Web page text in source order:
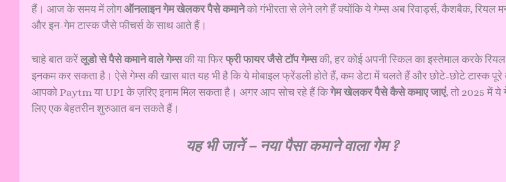
हैं। आज के समय में लोगऑनलाइन गेम खेलकर पैसे कमानेको गंभीरता से लेने लगे हैं क्योंकि ये गेम्स अब रिवार्ड्स, कैशबैक, रियल
और इन-गेम टास्क जैसे फीचर्स के साथ आते हैं।
चाहे बात करेंलूडो से पैसे कमाने वाले गेम्सकी या फिरफ्री फायर जैसे टॉप गेम्सकी, हर कोई अपनी स्किल का इस्तेमाल करके रियल
इनकम कर सकता है। ऐसे गेम्स की खास बात यह भी है कि ये मोबाइल फ्रेंडली होते हैं, कम डेटा में चलते हैं और छोटे-छोटे टास्क पूरे
आपको Paytm या UPI के ज़रिए इनाम मिल सकता है। अगर आप सोच रहे हैं किगेम खेलकर पैसे कैसे कमाए जाएं, तो 2025 में
लिए एक बेहतरीन शुरुआत बन सकते हैं।
यह भी जानें – नया पैसा कमाने वाला गेम ?